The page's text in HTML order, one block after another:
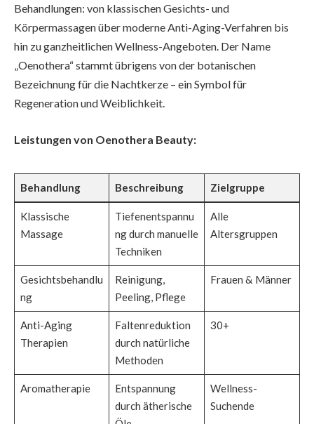
Behandlungen: von klassischen Gesichts- und
Körpermassagen über moderne Anti-Aging-Verfahren bis
hin zu ganzheitlichen Wellness-Angeboten. Der Name
„Oenothera“ stammt übrigens von der botanischen
Bezeichnung für die Nachtkerze – ein Symbol für
Regeneration und Weiblichkeit.
Leistungen von Oenothera Beauty:
Behandlung Beschreibung Zielgruppe
Klassische
Massage
Tiefenentspannu
ng durch manuelle
Techniken
Alle
Altersgruppen
Gesichtsbehandlu
ng
Reinigung,
Peeling, Pflege
Frauen & Männer
Anti-Aging
Therapien
Faltenreduktion
durch natürliche
Methoden
30+
Aromatherapie
Entspannung
durch ätherische
Wellness-
Suchende